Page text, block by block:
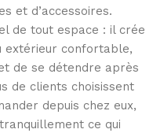
et d’accessoires.
de tout espace : il crée
extérieur confortable,
de se détendre après
de clients choisissent
depuis chez eux,
ce qui